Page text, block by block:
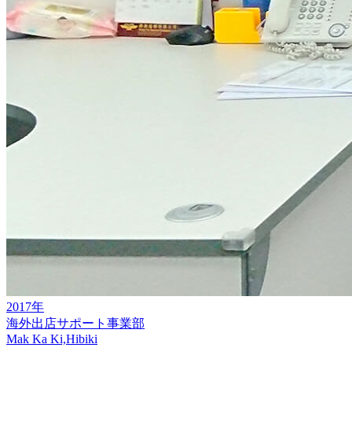
2017年
海外出店サポート事業部
Mak Ka Ki,Hibiki